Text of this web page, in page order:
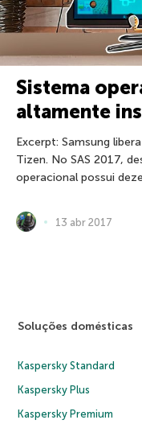
Sistema
altamente
Excerpt: Samsung
Tizen. No SAS 2017,
operacional possui
13 abr 2017
Soluções domésticas
Kaspersky Standard
Kaspersky Plus
Kaspersky Premium